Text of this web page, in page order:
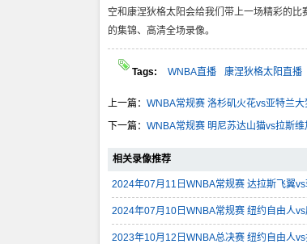
空和康涅狄格太阳会给我们带上一场精彩的
的集锦、高清全场录像。
Tags: WNBA直播 康涅狄格太阳直播
上一篇： WNBA常规赛 洛杉矶火花vs亚特兰大
下一篇： WNBA常规赛 明尼苏达山猫vs拉斯
相关录像推荐
2024年07月11日WNBA常规赛 达拉斯飞翼
2024年07月10日WNBA常规赛 纽约自由人
2023年10月12日WNBA总决赛 纽约自由人